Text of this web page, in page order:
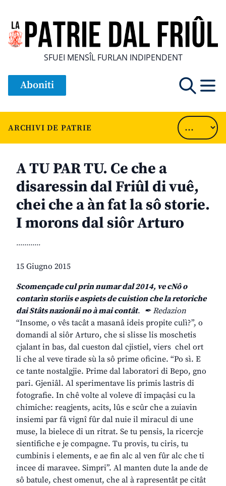
SFUEI MENSÎL FURLAN INDIPENDENT
Aboniti
ARCHIVI DE PATRIE
A TU PAR TU. Ce che a
disaressin dal Friûl di vuê,
chei che a àn fat la sô storie.
I morons dal siôr Arturo
............
15 Giugno 2015
Scomençade cul prin numar dal 2014, ve cNô o
contarìn storiis e aspiets de cuistion che la retoriche
dai Stâts nazionâi no à mai contât. ✒ Redazion
“Insome, o vês tacât a masanâ ideis propite culì?”, o
domandi al siôr Arturo, che si slisse lis moschetis
cjalant in bas, dal cueston dal cjistiel, viers chel ort
li che al veve tirade sù la sô prime oficine. “Po sì. E
ce tante nostalgjie. Prime dal laboratori di Bepo, gno
pari. Gjeniâl. Al sperimentave lis primis lastris di
fotografie. In chê volte al voleve dî impaçâsi cu la
chimiche: reagjents, acits, lûs e scûr che a zuiavin
insiemi par fâ vignî fûr dal nuie il miracul di une
muse, la bielece di un ritrat. Se tu pensis, la ricercje
sientifiche e je compagne. Tu provis, tu ciris, tu
cumbinis i elements, e ae fin alc al ven fûr alc che ti
incee di maravee. Simpri”. Al manten dute la ande de
sô batule, chest omenut, che al à rapresentât pe citât